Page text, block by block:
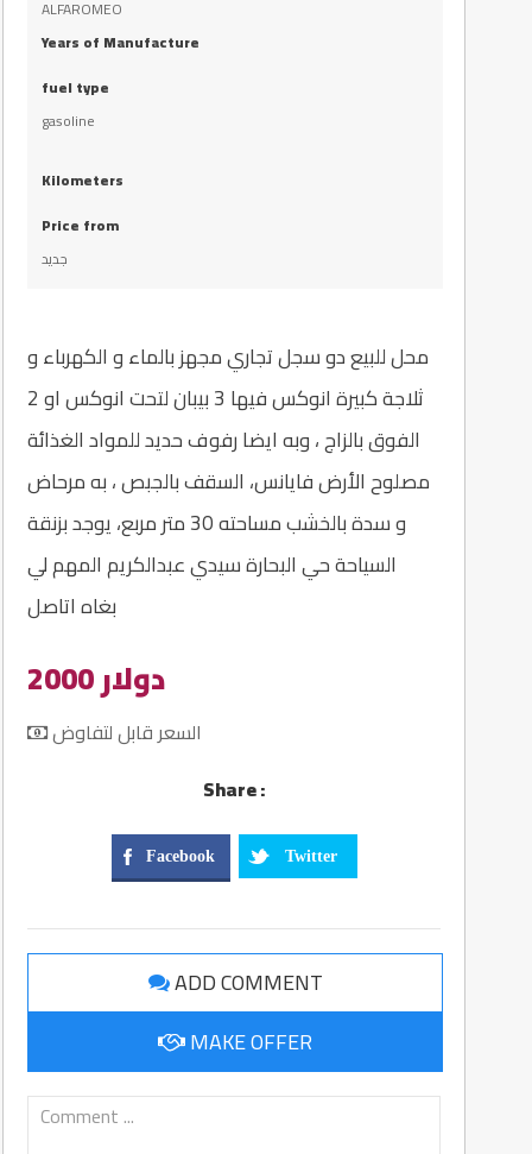
ALFAROMEO
Years of Manufacture
fuel type
gasoline
Kilometers
Price from
جديد
محل للبيع دو سجل تجاري مجهز بالماء و الكهرباء و
ثلاجة كبيرة انوكس فيها 3 بيبان لتحت انوكس او 2
الفوق بالزاج ، وبه ايضا رفوف حديد للمواد الغذائة
مصلوح الأرض فايانس، السقف بالجبص ، به مرحاض
و سدة بالخشب مساحته 30 متر مربع، يوجد بزنقة
السياحة حي البحارة سيدي عبدالكريم المهم لي
بغاه اتاصل
2000 دولار
السعر قابل لتفاوض
Share :
Facebook Twitter
ADD COMMENT
MAKE OFFER